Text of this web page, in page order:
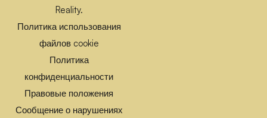
Reality.
Политика использования
файлов cookie
Политика
конфиденциальности
Правовые положения
Сообщение о нарушениях